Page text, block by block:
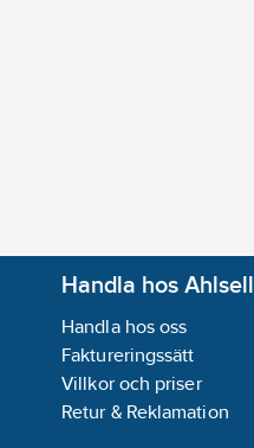
Handla hos Ahlsell
Handla hos oss
Faktureringssätt
Villkor och priser
Retur & Reklamation